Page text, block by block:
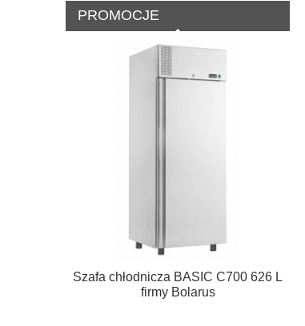
PROMOCJE
Szafa chłodnicza BASIC C700 626 L
firmy Bolarus